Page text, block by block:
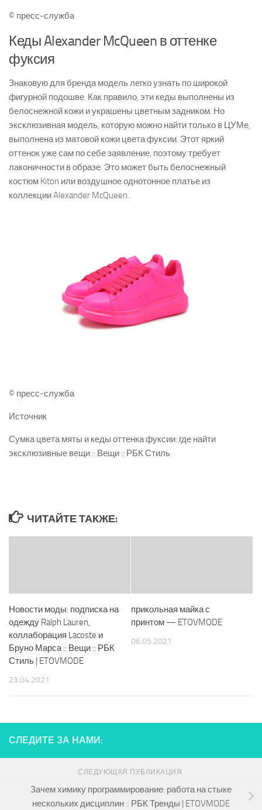
© пресс-служба
Кеды Alexander McQueen в оттенке
фуксия
Знаковую для бренда модель легко узнать по широкой
фигурной подошве. Как правило, эти кеды выполнены из
белоснежной кожи и украшены цветным задником. Но
эксклюзивная модель, которую можно найти только в ЦУМе,
выполнена из матовой кожи цвета фуксии. Этот яркий
оттенок уже сам по себе заявление, поэтому требует
лаконичности в образе. Это может быть белоснежный
костюм Kiton или воздушное однотонное платье из
коллекции Alexander McQueen.
© пресс-служба
Источник
Сумка цвета мяты и кеды оттенка фуксии: где найти
эксклюзивные вещи :: Вещи :: РБК Стиль
ЧИТАЙТЕ ТАКЖЕ:
Новости моды: подписка на
одежду Ralph Lauren,
коллаборация Lacoste и
Бруно Марса :: Вещи :: РБК
Стиль | ETOVMODE
23.04.2021
прикольная майка с
принтом — ETOVMODE
06.05.2021
СЛЕДИТЕ ЗА НАМИ:
СЛЕДУЮЩАЯ ПУБЛИКАЦИЯ
Зачем химику программирование: работа на стыке
нескольких дисциплин :: РБК Тренды | ETOVMODE